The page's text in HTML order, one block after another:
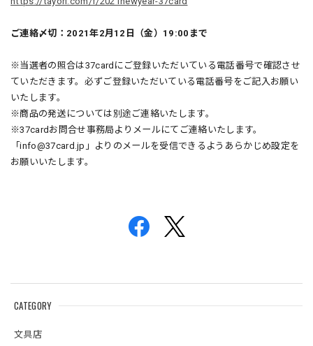
CATEGORY
文具店
ご連絡〆切：2021年2月12日（金）19:00まで
※当選者の照合は37cardにご登録いただいている電話番号で確認させ
ていただきます。必ずご登録いただいている電話番号をご記入お願い
いたします。
※商品の発送については別途ご連絡いたします。
※37cardお問合せ事務局よりメールにてご連絡いたします。
「info@37card.jp 」よりのメールを受信できるようあらかじめ設定を
お願いいたします。